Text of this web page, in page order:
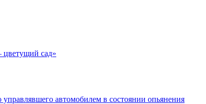
цветущий сад»
автомобилем в состоянии опьянения